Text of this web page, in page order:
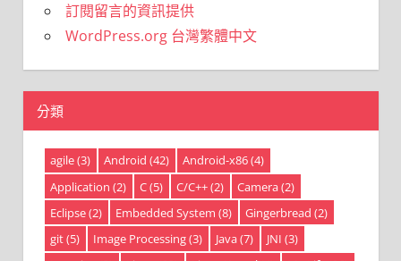
訂閱留言的資訊提供
WordPress.org 台灣繁體中文
分類
agile(3) Android (42) Android-x86(4)
Application (2) C(5) C/C++(2) Camera(2)
Eclipse(2) Embedded System (8) Gingerbread (2)
git(5) Image Processing(3) Java(7) JNI (3)